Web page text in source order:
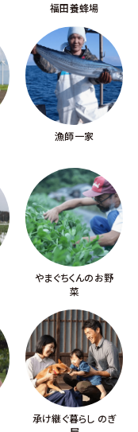
福田養蜂場
漁師一家
やまぐちくんのお野
菜
承け継ぐ暮らし のぎ